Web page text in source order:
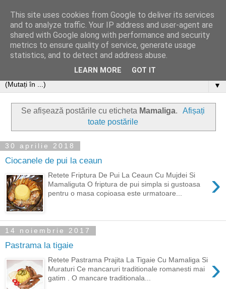
▼
Se afișează postările cu eticheta Mamaliga.
Afișați
toate postările
30 aprilie 2018
Ciocanele de pui la ceaun
›
Retete Friptura De Pui La Ceaun Cu Mujdei Si
Mamaliguta O friptura de pui simpla si gustoasa
pentru o masa copioasa este urmatoare...
14 noiembrie 2017
Pastrama la tigaie
›
Retete Pastrama Prajita La Tigaie Cu Mamaliga Si
Muraturi Ce mancaruri traditionale romanesti mai
gatim . O mancare traditionala...
This site uses cookies from Google to deliver its services
and to analyze traffic. Your IP address and user-agent are
shared with Google along with performance and security
metrics to ensure quality of service, generate usage
statistics, and to detect and address abuse.
LEARN MORE GOT IT